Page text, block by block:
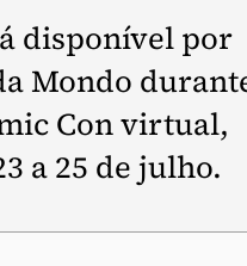
disponível por
Mondo
Con virtual,
a 25 de julho.